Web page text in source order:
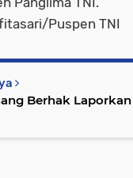
Puspen TNI
Berhak